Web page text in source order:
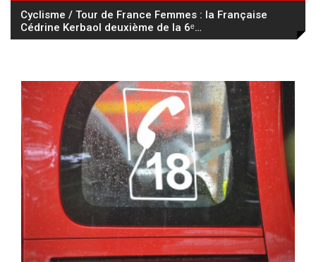
Cyclisme / Tour de France Femmes : la Française
Cédrine Kerbaol deuxième de la 6ᵉ…